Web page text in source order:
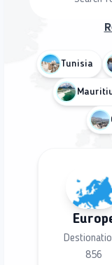
Tunisia
856